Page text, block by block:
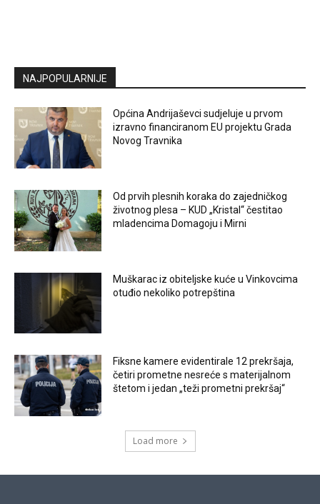
NAJPOPULARNIJE
Općina Andrijaševci sudjeluje u prvom
izravno financiranom EU projektu Grada
Novog Travnika
Od prvih plesnih koraka do zajedničkog
životnog plesa – KUD „Kristal“ čestitao
mladencima Domagoju i Mirni
Muškarac iz obiteljske kuće u Vinkovcima
otuđio nekoliko potrepština
Fiksne kamere evidentirale 12 prekršaja,
četiri prometne nesreće s materijalnom
štetom i jedan „teži prometni prekršaj“
Load more